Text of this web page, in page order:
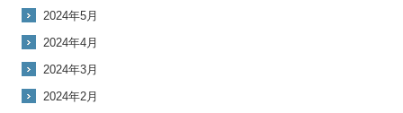
2024年5月
2024年4月
2024年3月
2024年2月